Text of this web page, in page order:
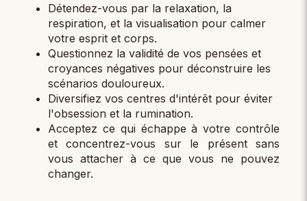
Détendez-vous par la relaxation, la
respiration, et la visualisation pour calmer
votre esprit et corps.
Questionnez la validité de vos pensées et
croyances négatives pour déconstruire les
scénarios douloureux.
Diversifiez vos centres d'intérêt pour éviter
l'obsession et la rumination.
Acceptez ce qui échappe à votre contrôle
et concentrez-vous sur le présent sans
vous attacher à ce que vous ne pouvez
changer.